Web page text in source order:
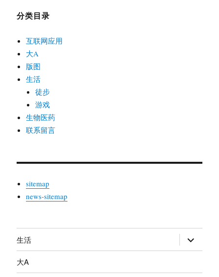
分类目录
互联网应用
大A
版图
生活
徒步
游戏
生物医药
联系留言
sitemap
news-sitemap
生活
开
大A